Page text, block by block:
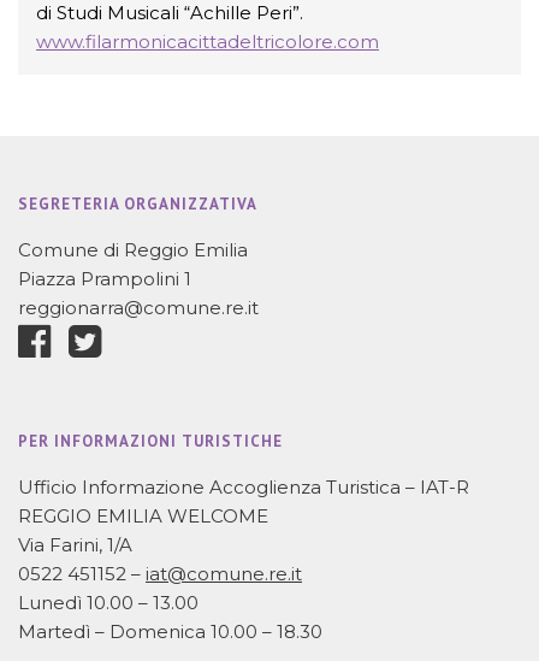
di Studi Musicali “Achille Peri”.
www.filarmonicacittadeltricolore.com
SEGRETERIA ORGANIZZATIVA
Comune di Reggio Emilia
Piazza Prampolini 1
reggionarra@comune.re.it
PER INFORMAZIONI TURISTICHE
Ufficio Informazione Accoglienza Turistica – IAT-R
REGGIO EMILIA WELCOME
Via Farini, 1/A
0522 451152 – iat@comune.re.it
Lunedì 10.00 – 13.00
Martedì – Domenica 10.00 – 18.30